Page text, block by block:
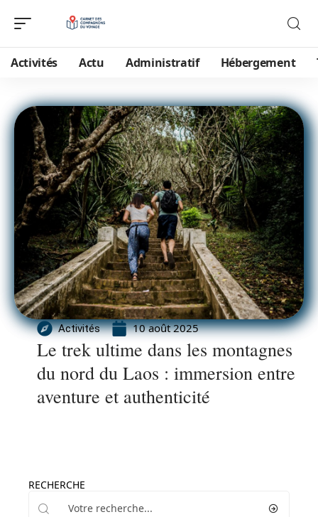
Activités Actu Administratif Hébergement
Activités 10 août 2025
Le trek ultime dans les montagnes
du nord du Laos : immersion entre
aventure et authenticité
RECHERCHE